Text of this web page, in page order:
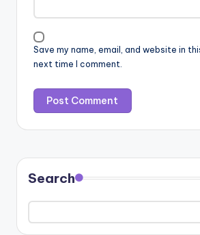
Save my name, email, and website in
next time I comment.
Search